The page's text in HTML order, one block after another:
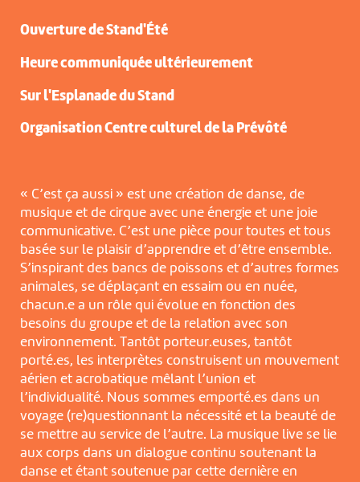
Ouverture de Stand'Été
Heure communiquée ultérieurement
Sur l'Esplanade du Stand
Organisation Centre culturel de la Prévôté
« C’est ça aussi » est une création de danse, de
musique et de cirque avec une énergie et une joie
communicative. C’est une pièce pour toutes et tous
basée sur le plaisir d’apprendre et d’être ensemble.
S’inspirant des bancs de poissons et d’autres formes
animales, se déplaçant en essaim ou en nuée,
chacun.e a un rôle qui évolue en fonction des
besoins du groupe et de la relation avec son
environnement. Tantôt porteur.euses, tantôt
porté.es, les interprètes construisent un mouvement
aérien et acrobatique mêlant l’union et
l’individualité. Nous sommes emporté.es dans un
voyage (re)questionnant la nécessité et la beauté de
se mettre au service de l’autre. La musique live se lie
aux corps dans un dialogue continu soutenant la
danse et étant soutenue par cette dernière en